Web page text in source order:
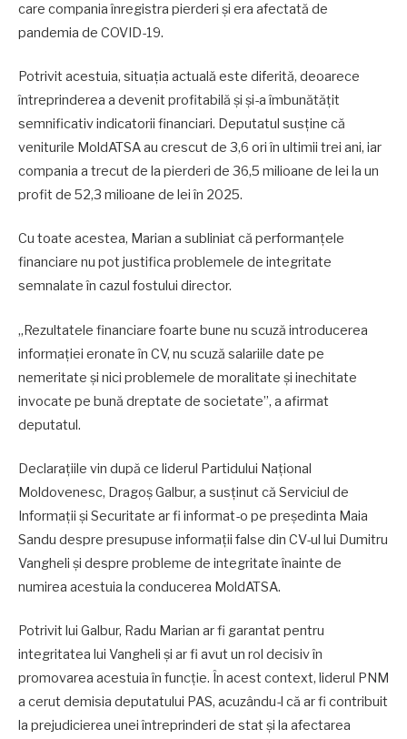
care compania înregistra pierderi și era afectată de
pandemia de COVID-19.
Potrivit acestuia, situația actuală este diferită, deoarece
întreprinderea a devenit profitabilă și și-a îmbunătățit
semnificativ indicatorii financiari. Deputatul susține că
veniturile MoldATSA au crescut de 3,6 ori în ultimii trei ani, iar
compania a trecut de la pierderi de 36,5 milioane de lei la un
profit de 52,3 milioane de lei în 2025.
Cu toate acestea, Marian a subliniat că performanțele
financiare nu pot justifica problemele de integritate
semnalate în cazul fostului director.
„Rezultatele financiare foarte bune nu scuză introducerea
informației eronate în CV, nu scuză salariile date pe
nemeritate și nici problemele de moralitate și inechitate
invocate pe bună dreptate de societate”, a afirmat
deputatul.
Declarațiile vin după ce liderul Partidului Național
Moldovenesc, Dragoș Galbur, a susținut că Serviciul de
Informații și Securitate ar fi informat-o pe președinta Maia
Sandu despre presupuse informații false din CV-ul lui Dumitru
Vangheli și despre probleme de integritate înainte de
numirea acestuia la conducerea MoldATSA.
Potrivit lui Galbur, Radu Marian ar fi garantat pentru
integritatea lui Vangheli și ar fi avut un rol decisiv în
promovarea acestuia în funcție. În acest context, liderul PNM
a cerut demisia deputatului PAS, acuzându-l că ar fi contribuit
la prejudicierea unei întreprinderi de stat și la afectarea